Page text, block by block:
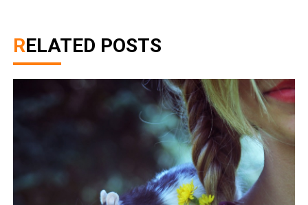
RELATED POSTS